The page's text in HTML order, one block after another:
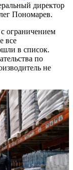
директор
Пономарев.
ограничением
все
в список.
по
не